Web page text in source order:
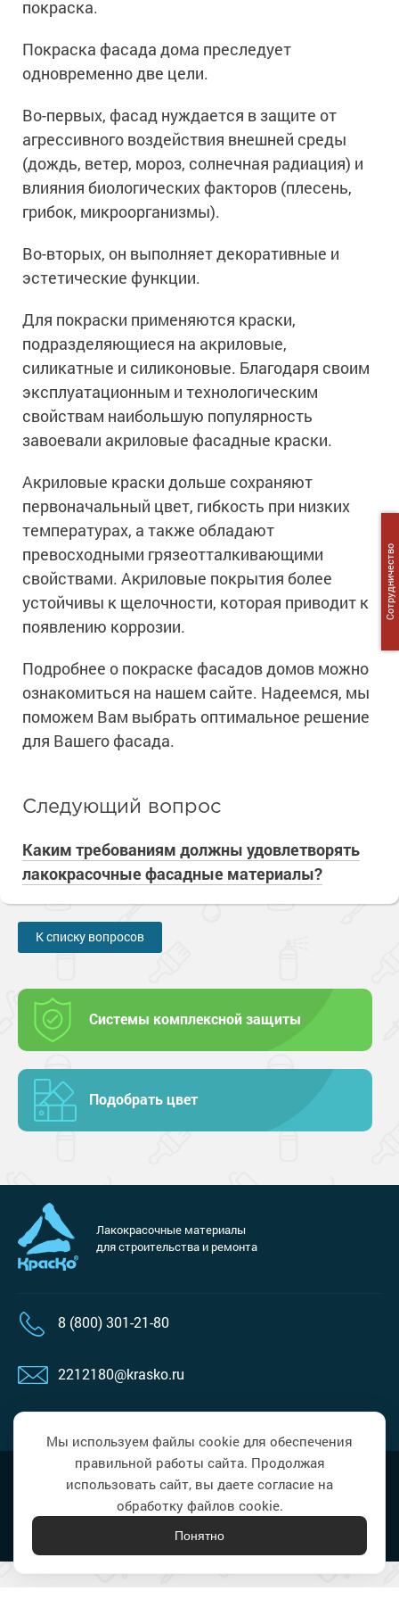
Ингибиторы коррозии
Шпатлевки для металла
Сопутствующие товары
Нефтегазовая промышленность
Жидкая теплоизоляция
Для металла
Сопутствующие товары
Экологичные материалы
Для бетонных полов
Для металла
Для фасада
Для дерева
Сопутствующие товары
Антистатические покрытия
Для бетона
Сопутствующие товары
Промышленные покрытия
Промышленные полы
Защита железобетонных конструкций
Промышленное оборудование
Промышленные ремонтные покрытия для металла
Промышленные стены
Сопутствующие товары
Холодное цинкование
Грунтовки для холодного цинкования
Сопутствующие товары
Молотковые эмали
Сопутствующие товары
Толстослойные грунт-эмали
Алюминиевые краски
Сопутствующие товары
Морозостойкие краски
Морозостойкие краски для металла
Морозостойкие краски для фасада
покраска.
Покраска фасада дома преследует
одновременно две цели.
Во-первых, фасад нуждается в защите от
агрессивного воздействия внешней среды
(дождь, ветер, мороз, солнечная радиация) и
влияния биологических факторов (плесень,
грибок, микроорганизмы).
Во-вторых, он выполняет декоративные и
эстетические функции.
Для покраски применяются краски,
подразделяющиеся на акриловые,
силикатные и силиконовые. Благодаря своим
эксплуатационным и технологическим
свойствам наибольшую популярность
завоевали акриловые фасадные краски.
Акриловые краски дольше сохраняют
первоначальный цвет, гибкость при низких
температурах, а также обладают
превосходными грязеотталкивающими
свойствами. Акриловые покрытия более
устойчивы к щелочности, которая приводит к
появлению коррозии.
Подробнее о покраске фасадов домов можно
ознакомиться на нашем сайте. Надеемся, мы
поможем Вам выбрать оптимальное решение
для Вашего фасада.
Следующий вопрос
Каким требованиям должны удовлетворять
лакокрасочные фасадные материалы?
К списку вопросов
Системы комплексной защиты
Подобрать цвет
Лакокрасочные материалы
для строительства и ремонта
8 (800) 301-21-80
2212180@krasko.ru
Политика в области обработки
персональных данных
Сотрудничество
Мы используем файлы cookie для обеспечения
правильной работы сайта. Продолжая
использовать сайт, вы даете согласие на
обработку файлов cookie.
Понятно